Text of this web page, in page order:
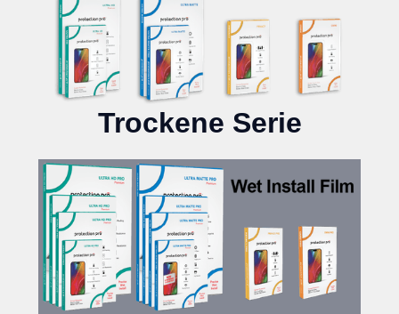
Trockene Serie